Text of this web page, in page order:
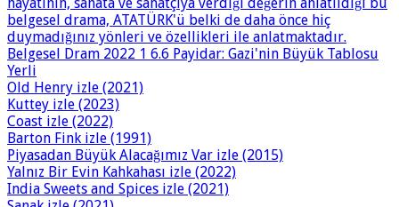
belgesel drama, ATATÜRK'ü belki de daha önce hiç
duymadığınız yönleri ve özellikleri ile anlatmaktadır.
Belgesel Dram 2022 1 6.6 Payidar: Gazi'nin Büyük Tablosu
Yerli
Old Henry izle (2021)
Kuttey izle (2023)
Coast izle (2022)
Barton Fink izle (1991)
Piyasadan Büyük Alacağımız Var izle (2015)
Yalnız Bir Evin Kahkahası izle (2022)
India Sweets and Spices izle (2021)